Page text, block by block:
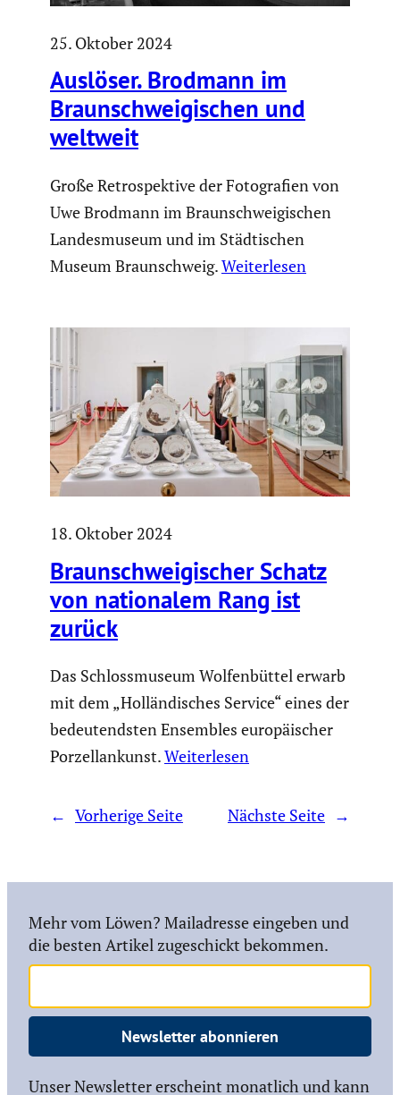
25. Oktober 2024
Auslöser. Brodmann im
Braun­schwei­gi­schen und
weltweit
Große Retrospektive der Fotografien von
Uwe Brodmann im Braunschweigischen
Landesmuseum und im Städtischen
Museum Braunschweig.Weiterlesen
18. Oktober 2024
Braun­schwei­gi­scher Schatz
von natio­nalem Rang ist
zurück
Das Schlossmuseum Wolfenbüttel erwarb
mit dem „Holländisches Service“ eines der
bedeutendsten Ensembles europäischer
Porzellankunst.Weiterlesen
← Vorherige Seite Nächste Seite →
Mehr vom Löwen? Mailadresse eingeben und
die besten Artikel zugeschickt bekommen.
Newsletter abonnieren
Unser Newsletter erscheint monatlich und kann